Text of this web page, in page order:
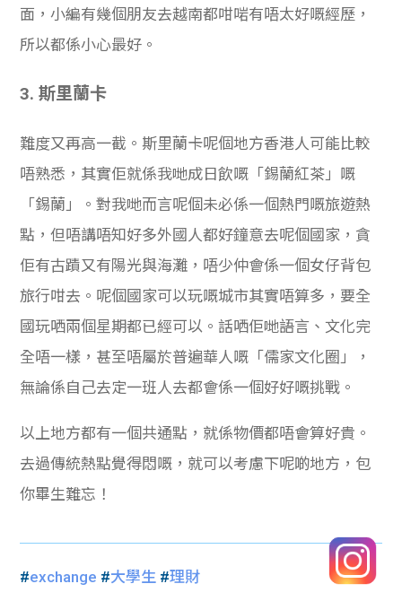
面，小編有幾個朋友去越南都咁啱有唔太好嘅經歷，
所以都係小心最好。
3. 斯里蘭卡
難度又再高一截。斯里蘭卡呢個地方香港人可能比較
唔熟悉，其實佢就係我哋成日飲嘅「錫蘭紅茶」嘅
「錫蘭」。對我哋而言呢個未必係一個熱門嘅旅遊熱
點，但唔講唔知好多外國人都好鐘意去呢個國家，貪
佢有古蹟又有陽光與海灘，唔少仲會係一個女仔背包
旅行咁去。呢個國家可以玩嘅城市其實唔算多，要全
國玩哂兩個星期都已經可以。話哂佢哋語言、文化完
全唔一樣，甚至唔屬於普遍華人嘅「儒家文化圈」，
無論係自己去定一班人去都會係一個好好嘅挑戰。
以上地方都有一個共通點，就係物價都唔會算好貴。
去過傳統熱點覺得悶嘅，就可以考慮下呢啲地方，包
你畢生難忘！
#exchange #大學生 #理財